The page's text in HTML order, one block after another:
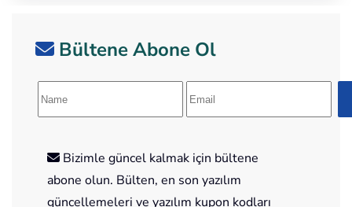
Bültene Abone Ol
Bizimle güncel kalmak için bültene
abone olun. Bülten, en son yazılım
güncellemeleri ve yazılım kupon kodları